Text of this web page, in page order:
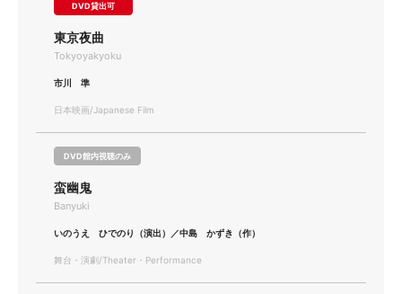
DVD貸出可
東京夜曲
Tokyoyakyoku
市川 準
日本映画/Japanese Film
DVD館内視聴のみ
蛮幽鬼
Banyuki
いのうえ ひでのり（演出）／中島 かずき（作）
舞台・演劇/Theater・Performance